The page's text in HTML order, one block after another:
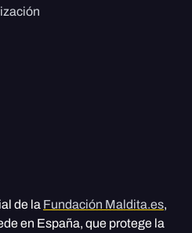
de la Fundación Maldita.es,
en España, que protege la